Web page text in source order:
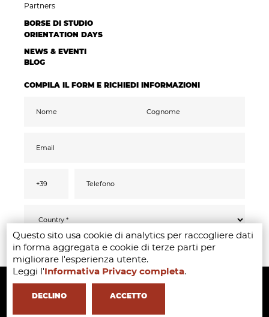
Questo sito usa cookie di analytics per raccogliere dati
in forma aggregata e cookie di terze parti per
migliorare l'esperienza utente.
Leggi l'Informativa Privacy completa.
DECLINO ACCETTO
Partners
BORSE DI STUDIO
ORIENTATION DAYS
NEWS & EVENTI
BLOG
COMPILA IL FORM E RICHIEDI INFORMAZIONI
Ai sensi del GDPR 2016/679, confermo di aver
letto compreso ed acconsentito
all’informativa privacy
Accetto il trattamento dati ai fini di ricevere
comunicazioni promozionali e offerte
Copyright ©2020-2024 - Milano Fashion Institute - Via Durando 38 -